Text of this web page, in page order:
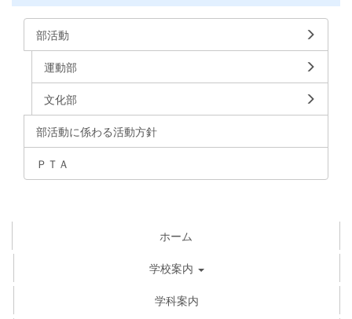
部活動
運動部
文化部
部活動に係わる活動方針
ＰＴＡ
ホーム
学校案内
学科案内